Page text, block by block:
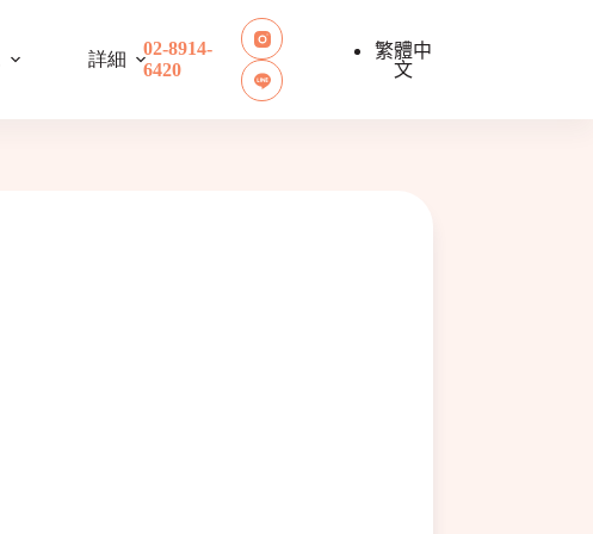
詳細
02-8914-
6420
繁體中
文